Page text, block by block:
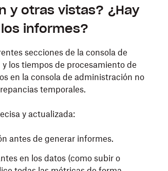
y otras vistas? ¿Hay
informes?
secciones de la consola de
los tiempos de procesamiento de
en la consola de administración no
temporales.
y actualizada:
antes de generar informes.
en los datos (como subir o